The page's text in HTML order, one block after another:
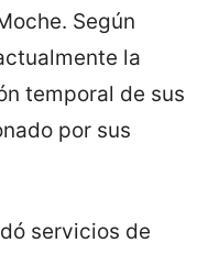
Según
la
temporal de sus
por sus
servicios de